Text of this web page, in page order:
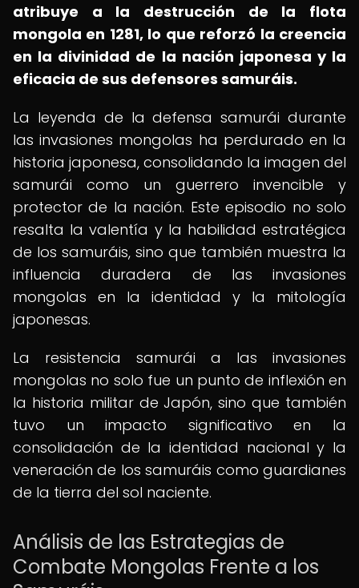
atribuye a la destrucción de la flota
mongola en 1281, lo que reforzó la creencia
en la divinidad de la nación japonesa y la
eficacia de sus defensores samuráis.
La leyenda de la defensa samurái durante
las invasiones mongolas ha perdurado en la
historia japonesa, consolidando la imagen del
samurái como un guerrero invencible y
protector de la nación. Este episodio no solo
resalta la valentía y la habilidad estratégica
de los samuráis, sino que también muestra la
influencia duradera de las invasiones
mongolas en la identidad y la mitología
japonesas.
La resistencia samurái a las invasiones
mongolas no solo fue un punto de inflexión en
la historia militar de Japón, sino que también
tuvo un impacto significativo en la
consolidación de la identidad nacional y la
veneración de los samuráis como guardianes
de la tierra del sol naciente.
Análisis de las Estrategias de
Combate Mongolas Frente a los